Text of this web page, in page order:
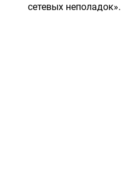
сетевых неполадок».